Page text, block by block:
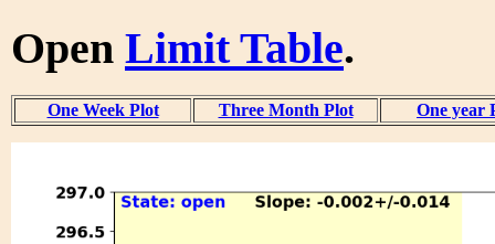
Open Limit Table.
One Week Plot Three Month Plot One year